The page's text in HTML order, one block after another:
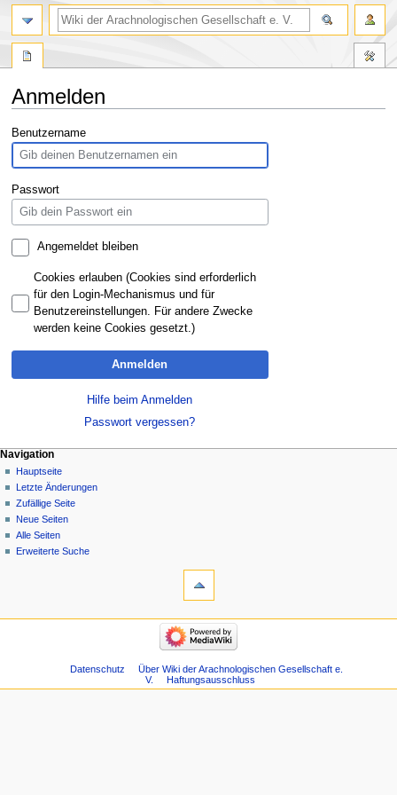
Anmelden
Zur
Navigation
springen
Zur
Suche
springen
Benutzername
Passwort
Angemeldet bleiben
Cookies erlauben (Cookies sind erforderlich
für den Login-Mechanismus und für
Benutzereinstellungen. Für andere Zwecke
werden keine Cookies gesetzt.)
Anmelden
Hilfe beim Anmelden
Passwort vergessen?
Navigation
Hauptseite
Letzte Änderungen
Zufällige Seite
Neue Seiten
Alle Seiten
Erweiterte Suche
Datenschutz
Über Wiki der Arachnologischen Gesellschaft e.
V.
Haftungsausschluss